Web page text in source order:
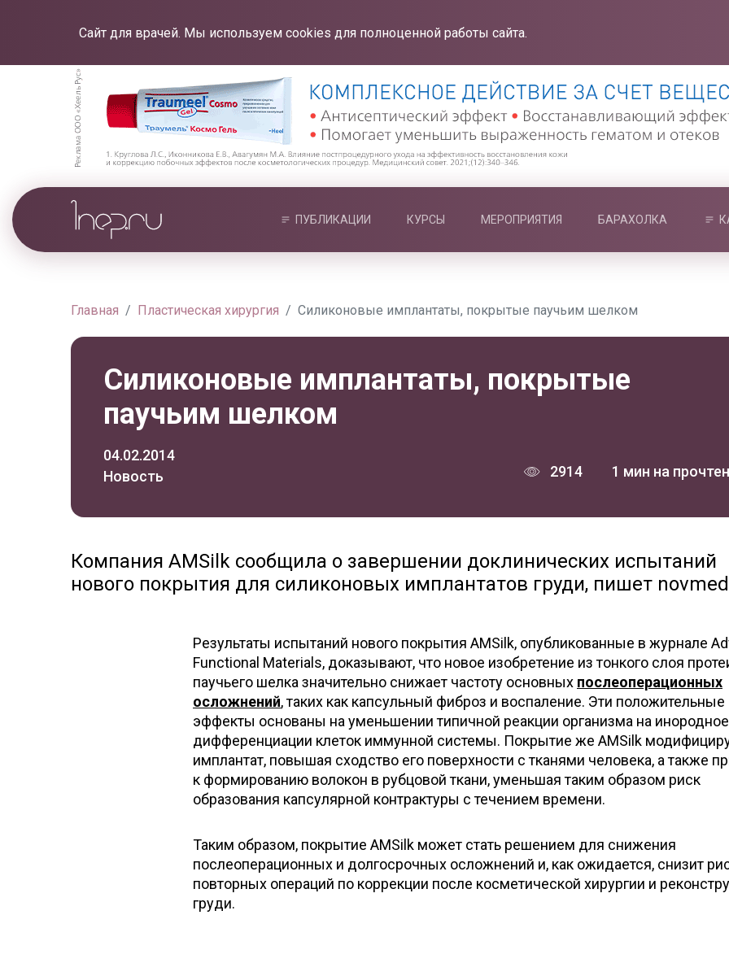
Сайт для врачей. Мы используем cookies для полноценной работы сайта.
ПУБЛИКАЦИИ КУРСЫ МЕРОПРИЯТИЯ БАРАХОЛКА
Главная Пластическая хирургия Силиконовые имплантаты, покрытые паучьим шелком
Силиконовые имплантаты, покрытые
паучьим шелком
04.02.2014
Новость
2914 1 мин на
Компания AMSilk сообщила о завершении доклинических испытаний
нового покрытия для силиконовых имплантатов груди, пишет
Результаты испытаний нового покрытия AMSilk, опубликованные в журнале
Functional Materials, доказывают, что новое изобретение из тонкого слоя
паучьего шелка значительно снижает частоту основных послеоперационных
осложнений, таких как капсульный фиброз и воспаление. Эти положительные
эффекты основаны на уменьшении типичной реакции организма на инородное
дифференциации клеток иммунной системы. Покрытие же AMSilk
имплантат, повышая сходство его поверхности с тканями человека, а также
к формированию волокон в рубцовой ткани, уменьшая таким образом риск
образования капсулярной контрактуры с течением времени.
Таким образом, покрытие AMSilk может стать решением для снижения
послеоперационных и долгосрочных осложнений и, как ожидается, снизит
повторных операций по коррекции после косметической хирургии и
груди.